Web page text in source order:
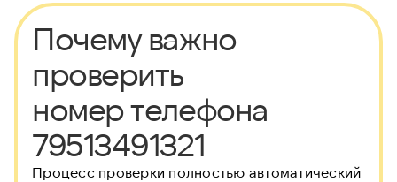
Почему важно
проверить
номер телефона
79513491321
Процесс проверки полностью автоматический